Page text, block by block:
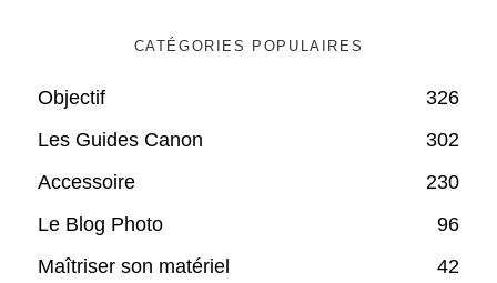
CATÉGORIES POPULAIRES
Objectif
326
Les Guides Canon
302
Accessoire
230
Le Blog Photo
96
Maîtriser son matériel
42